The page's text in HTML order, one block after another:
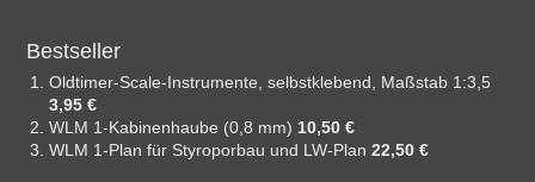
Bestseller
Oldtimer-Scale-Instrumente, selbstklebend, Maßstab 1:3,5
3,95 €
WLM 1-Kabinenhaube (0,8 mm) 10,50 €
WLM 1-Plan für Styroporbau und LW-Plan22,50 €